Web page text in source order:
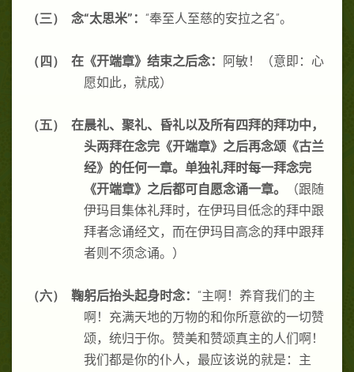
（三） 念“太思米”： “奉至人至慈的安拉之名”。
（四） 在《开端章》结束之后念：
阿敏！（意即：心
愿如此，就成）
（五）
在晨礼、聚礼、昏礼以及所有四拜的拜功中，
头两拜在念完《开端章》之后再念颂《古兰
经》的任何一章。单独礼拜时每一拜念完
《开端章》之后都可自愿念诵一章。
（跟随
伊玛目集体礼拜时，在伊玛目低念的拜中跟
拜者念诵经文，而在伊玛目高念的拜中跟拜
者则不须念诵。）
（六） 鞠躬后抬头起身时念： “主啊！养育我们的主
啊！充满天地的万物的和你所意欲的一切赞
颂，统归于你。赞美和赞颂真主的人们啊！
我们都是你的仆人，最应该说的就是：主